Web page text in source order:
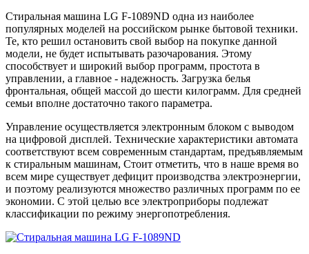
Стиральная машина LG F-1089ND одна из наиболее
популярных моделей на российском рынке бытовой техники.
Те, кто решил остановить свой выбор на покупке данной
модели, не будет испытывать разочарования. Этому
способствует и широкий выбор программ, простота в
управлении, а главное - надежность. Загрузка белья
фронтальная, общей массой до шести килограмм. Для средней
семьи вполне достаточно такого параметра.
Управление осуществляется электронным блоком с выводом
на цифровой дисплей. Технические характеристики автомата
соответствуют всем современным стандартам, предъявляемым
к стиральным машинам, Стоит отметить, что в наше время во
всем мире существует дефицит производства электроэнергии,
и поэтому реализуются множество различных программ по ее
экономии. С этой целью все электроприборы подлежат
классификации по режиму энергопотребления.